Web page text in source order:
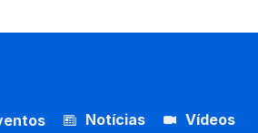
Notícias Vídeos